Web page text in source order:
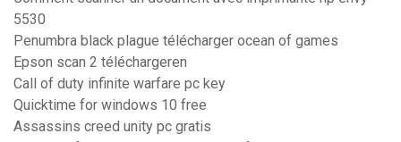
5530
Penumbra black plague télécharger ocean of games
Epson scan 2 téléchargeren
Call of duty infinite warfare pc key
Quicktime for windows 10 free
Assassins creed unity pc gratis